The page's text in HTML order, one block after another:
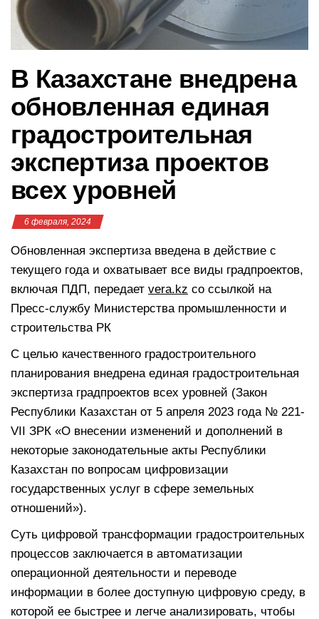
В Казахстане внедрена
обновленная единая
градостроительная
экспертиза проектов
всех уровней
6 февраля, 2024
Обновленная экспертиза введена в действие с
текущего года и охватывает все виды градпроектов,
включая ПДП, передает vera.kz со ссылкой на
Пресс-службу Министерства промышленности и
строительства РК
С целью качественного градостроительного
планирования внедрена единая градостроительная
экспертиза градпроектов всех уровней (Закон
Республики Казахстан от 5 апреля 2023 года № 221-
VII ЗРК «О внесении изменений и дополнений в
некоторые законодательные акты Республики
Казахстан по вопросам цифровизации
государственных услуг в сфере земельных
отношений»).
Суть цифровой трансформации градостроительных
процессов заключается в автоматизации
операционной деятельности и переводе
информации в более доступную цифровую среду, в
которой ее быстрее и легче анализировать, чтобы